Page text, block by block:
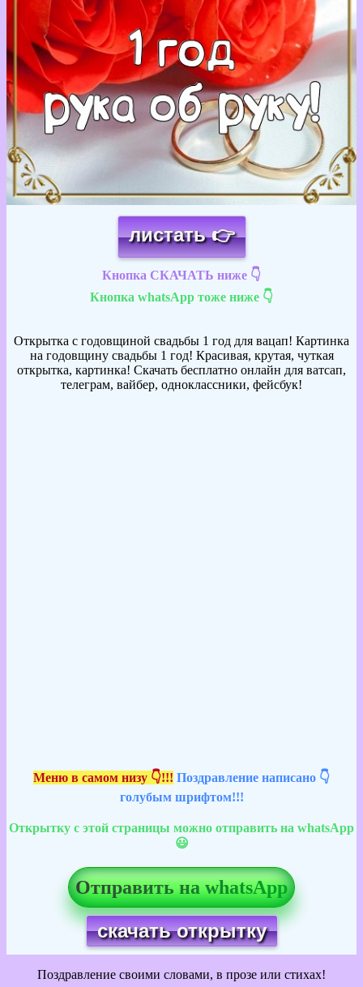
листать 👉
Кнопка СКАЧАТЬ ниже 👇
Кнопка whatsApp тоже ниже 👇
Открытка с годовщиной свадьбы 1 год для вацап! Картинка
на годовщину свадьбы 1 год! Красивая, крутая, чуткая
открытка, картинка! Скачать бесплатно онлайн для ватсап,
телеграм, вайбер, одноклассники, фейсбук!
Меню в самом низу 👇!!! Поздравление написано 👇
голубым шрифтом!!!
Открытку с этой страницы можно отправить на whatsApp
😃
Отправить на whatsApp
скачать открытку
Поздравление своими словами, в прозе или стихах!